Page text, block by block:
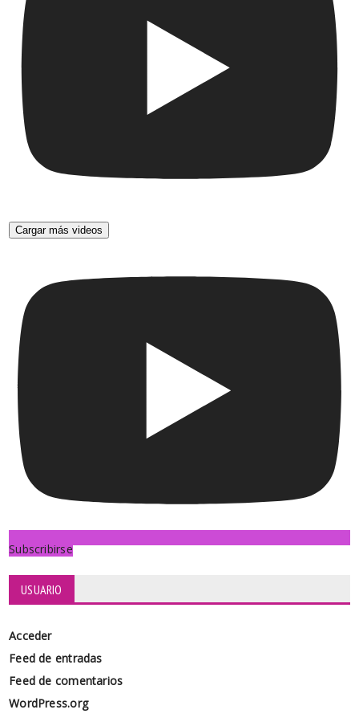
Cargar más videos
Subscribirse
USUARIO
Acceder
Feed de entradas
Feed de comentarios
WordPress.org